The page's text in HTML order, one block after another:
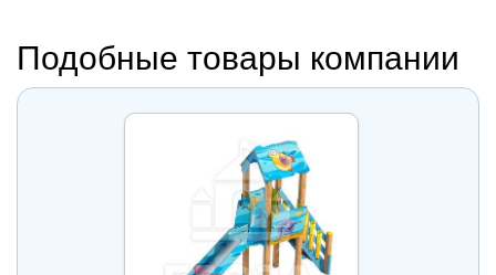
Подобные товары компании